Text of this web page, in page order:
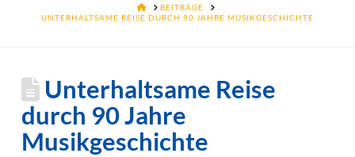
HOMEBEITRÄGE
UNTERHALTSAME REISE DURCH 90 JAHRE MUSIKGESCHICHTE
Unterhaltsame Reise
durch 90 Jahre
Musikgeschichte